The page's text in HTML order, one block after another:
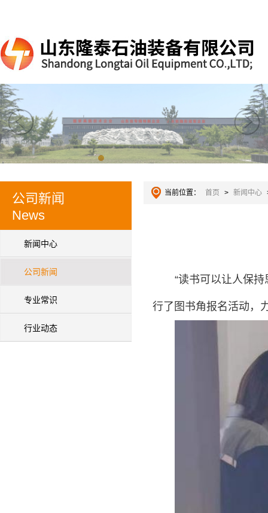
公司新闻
News
新闻中心
公司新闻
专业常识
行业动态
当前位置： 首页 > 新闻中心
“读书可以让人保
行了图书角报名活动，